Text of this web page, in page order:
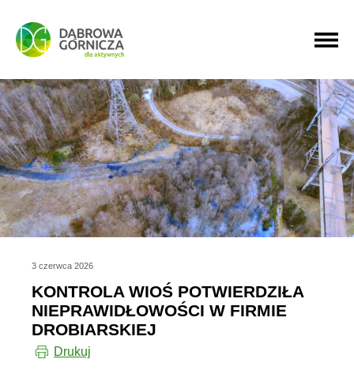
PRZEJDŹ DO MENU GŁÓWNEGO
PRZEJDŹ DO WYSZUKIWARKI
PRZEJDŹ DO TREŚCI
3 czerwca 2026
KONTROLA WIOŚ POTWIERDZIŁA
NIEPRAWIDŁOWOŚCI W FIRMIE
DROBIARSKIEJ
Drukuj